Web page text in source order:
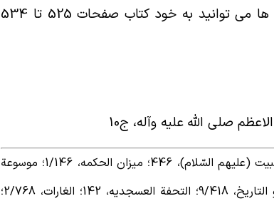
و ده ها مورد دیگر که برای مطالعه برخی از آن ها می توانید به خود کتاب صفحات 525 تا 534
صلى الله عليه وآله، ج10
ـ شرح نهج البلاغة، ابن ابی الحدید، 9/306؛ مناقب اهل البیت (علیهم السّلام)، 446؛ میزان الحکمه، 1/146؛ موسوعة
الامام علی بن ابی‌طالب (علیه السّلام) فی الکتاب و السنة و التاریخ، 9/418؛ التحفة العسجدیه، 142؛ الغارات، 2/768؛